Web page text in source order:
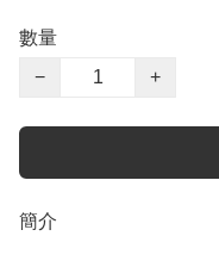
數量
−
+
簡介